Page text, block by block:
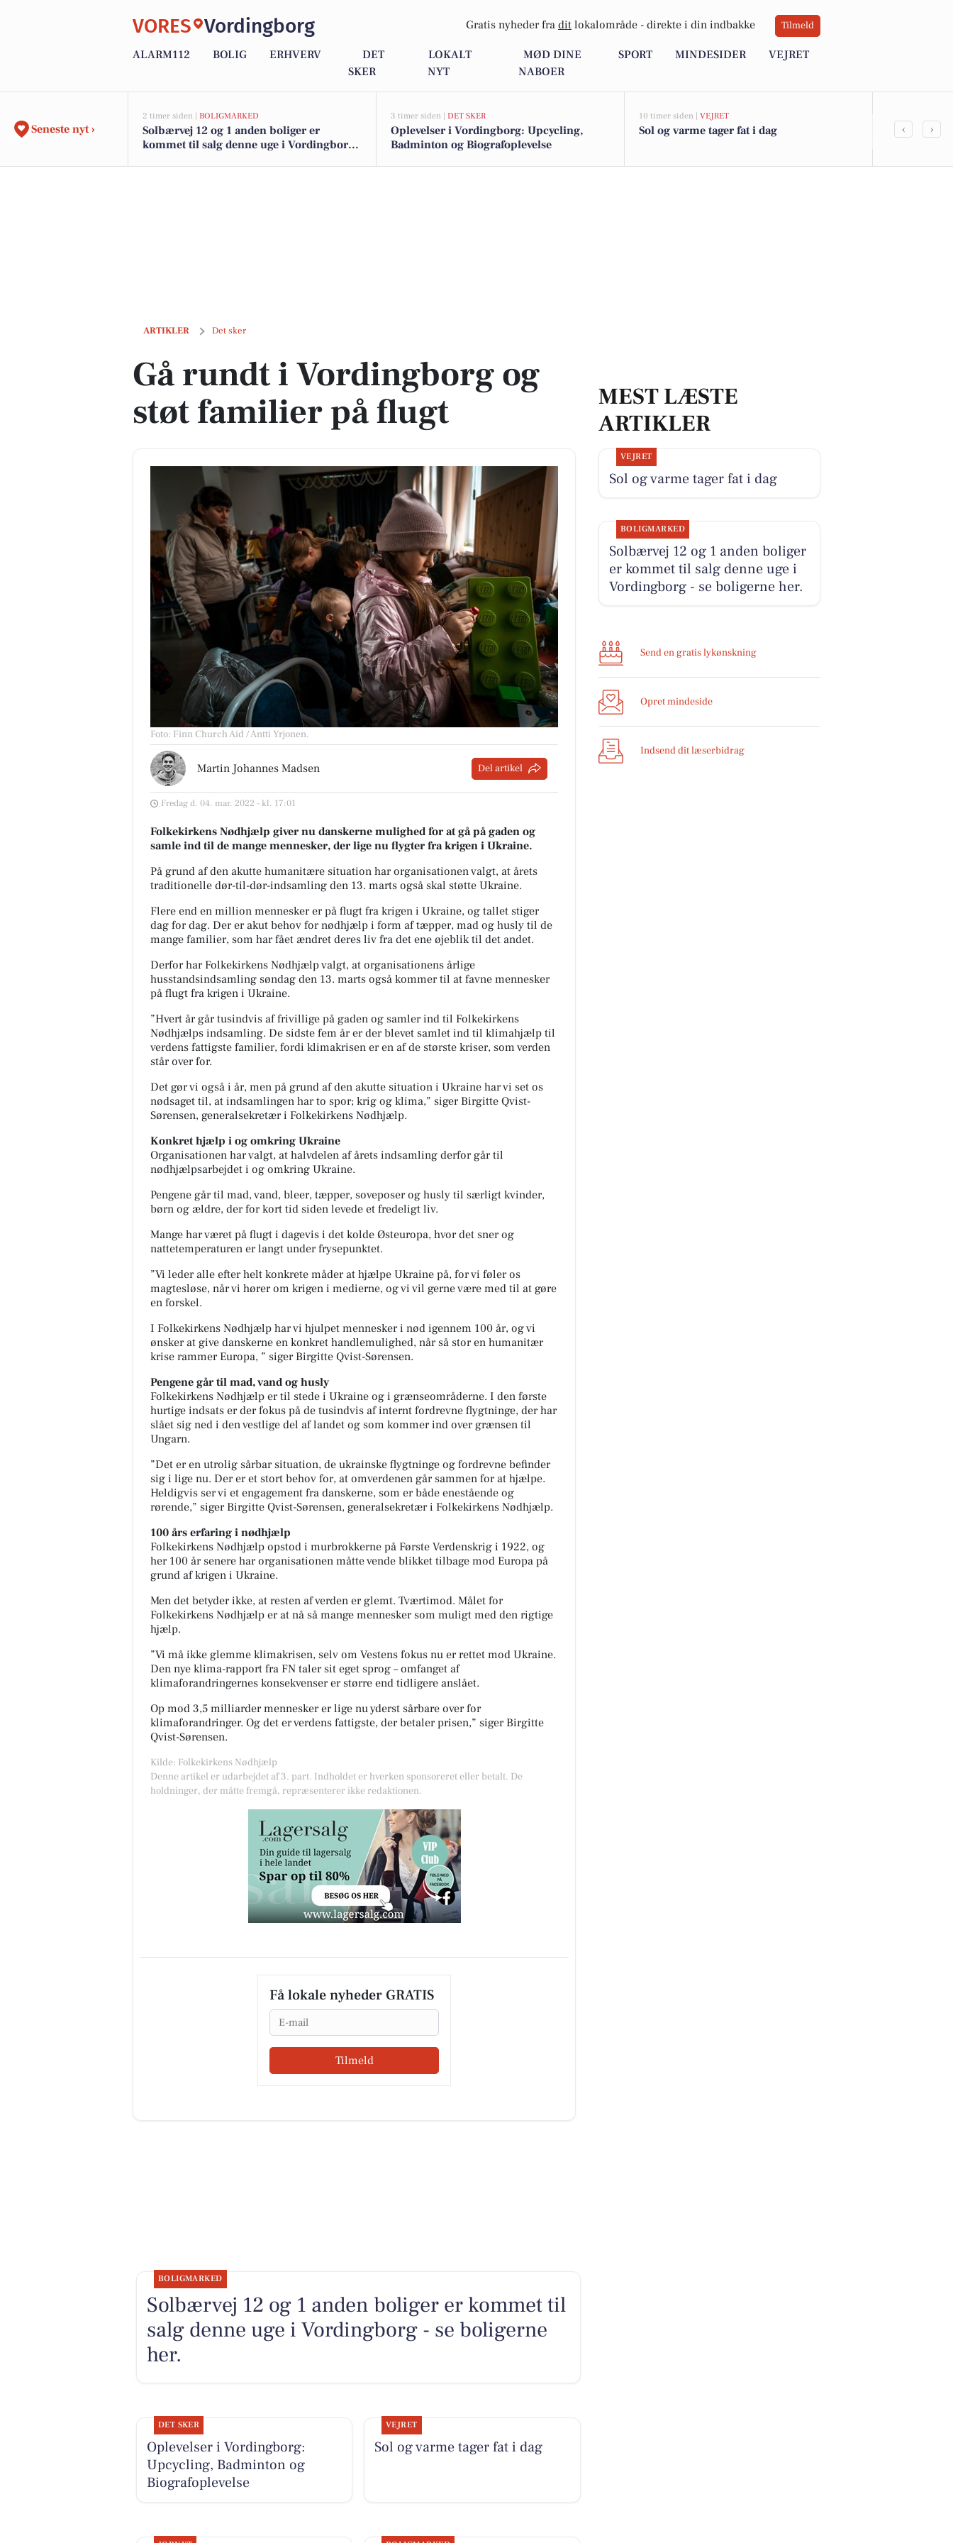
VORES Vordingborg Gratis nyheder fra dit lokalområde - direkte i din indbakke Tilmeld
ALARM112 BOLIG ERHVERV
DET
SKER
LOKALT
NYT
MØD DINE
NABOER
SPORT MINDESIDER VEJRET
Seneste nyt ›
2 timer siden | BOLIGMARKED
Solbærvej 12 og 1 anden boliger er
kommet til salg denne uge i Vordingborg -
3 timer siden | DET SKER
Oplevelser i Vordingborg: Upcycling,
Badminton og Biografoplevelse
10 timer siden | VEJRET
Sol og varme tager fat i dag
Savner du
‹ ›
ARTIKLER Det sker
Gå rundt i Vordingborg og støt familier på flugt
Gå rundt i Vordingborg og
støt familier på flugt
Foto: Finn Church Aid / Antti Yrjonen.
Martin Johannes Madsen Del artikel
Fredag d. 04. mar. 2022 - kl. 17:01
Folkekirkens Nødhjælp giver nu danskerne mulighed for at gå på gaden og
samle ind til de mange mennesker, der lige nu flygter fra krigen i Ukraine.
På grund af den akutte humanitære situation har organisationen valgt, at årets
traditionelle dør-til-dør-indsamling den 13. marts også skal støtte Ukraine.
Flere end en million mennesker er på flugt fra krigen i Ukraine, og tallet stiger
dag for dag. Der er akut behov for nødhjælp i form af tæpper, mad og husly til de
mange familier, som har fået ændret deres liv fra det ene øjeblik til det andet.
Derfor har Folkekirkens Nødhjælp valgt, at organisationens årlige
husstandsindsamling søndag den 13. marts også kommer til at favne mennesker
på flugt fra krigen i Ukraine.
”Hvert år går tusindvis af frivillige på gaden og samler ind til Folkekirkens
Nødhjælps indsamling. De sidste fem år er der blevet samlet ind til klimahjælp til
verdens fattigste familier, fordi klimakrisen er en af de største kriser, som verden
står over for.
Det gør vi også i år, men på grund af den akutte situation i Ukraine har vi set os
nødsaget til, at indsamlingen har to spor; krig og klima,” siger Birgitte Qvist-
Sørensen, generalsekretær i Folkekirkens Nødhjælp.
Konkret hjælp i og omkring Ukraine
Organisationen har valgt, at halvdelen af årets indsamling derfor går til
nødhjælpsarbejdet i og omkring Ukraine.
Pengene går til mad, vand, bleer, tæpper, soveposer og husly til særligt kvinder,
børn og ældre, der for kort tid siden levede et fredeligt liv.
Mange har været på flugt i dagevis i det kolde Østeuropa, hvor det sner og
nattetemperaturen er langt under frysepunktet.
”Vi leder alle efter helt konkrete måder at hjælpe Ukraine på, for vi føler os
magtesløse, når vi hører om krigen i medierne, og vi vil gerne være med til at gøre
en forskel.
I Folkekirkens Nødhjælp har vi hjulpet mennesker i nød igennem 100 år, og vi
ønsker at give danskerne en konkret handlemulighed, når så stor en humanitær
krise rammer Europa, ” siger Birgitte Qvist-Sørensen.
Pengene går til mad, vand og husly
Folkekirkens Nødhjælp er til stede i Ukraine og i grænseområderne. I den første
hurtige indsats er der fokus på de tusindvis af internt fordrevne flygtninge, der har
slået sig ned i den vestlige del af landet og som kommer ind over grænsen til
Ungarn.
”Det er en utrolig sårbar situation, de ukrainske flygtninge og fordrevne befinder
sig i lige nu. Der er et stort behov for, at omverdenen går sammen for at hjælpe.
Heldigvis ser vi et engagement fra danskerne, som er både enestående og
rørende,” siger Birgitte Qvist-Sørensen, generalsekretær i Folkekirkens Nødhjælp.
100 års erfaring i nødhjælp
Folkekirkens Nødhjælp opstod i murbrokkerne på Første Verdenskrig i 1922, og
her 100 år senere har organisationen måtte vende blikket tilbage mod Europa på
grund af krigen i Ukraine.
Men det betyder ikke, at resten af verden er glemt. Tværtimod. Målet for
Folkekirkens Nødhjælp er at nå så mange mennesker som muligt med den rigtige
hjælp.
”Vi må ikke glemme klimakrisen, selv om Vestens fokus nu er rettet mod Ukraine.
Den nye klima-rapport fra FN taler sit eget sprog – omfanget af
klimaforandringernes konsekvenser er større end tidligere anslået.
Op mod 3,5 milliarder mennesker er lige nu yderst sårbare over for
klimaforandringer. Og det er verdens fattigste, der betaler prisen,” siger Birgitte
Qvist-Sørensen.
Kilde: Folkekirkens Nødhjælp
Denne artikel er udarbejdet af 3. part. Indholdet er hverken sponsoreret eller betalt. De
holdninger, der måtte fremgå, repræsenterer ikke redaktionen.
Få lokale nyheder GRATIS
Email
Tilmeld
MEST LÆSTE
ARTIKLER
VEJRET
Sol og varme tager fat i dag
BOLIGMARKED
Solbærvej 12 og 1 anden boliger
er kommet til salg denne uge i
Vordingborg - se boligerne her.
Send en gratis lykønskning
Opret mindeside
Indsend dit læserbidrag
BOLIGMARKED
Solbærvej 12 og 1 anden boliger er kommet til
salg denne uge i Vordingborg - se boligerne
her.
DET SKER
Oplevelser i Vordingborg:
Upcycling, Badminton og
Biografoplevelse
VEJRET
Sol og varme tager fat i dag